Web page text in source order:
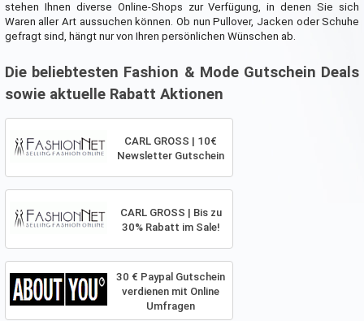
stehen Ihnen diverse Online-Shops zur Verfügung, in denen Sie sich
Waren aller Art aussuchen können. Ob nun Pullover, Jacken oder Schuhe
gefragt sind, hängt nur von Ihren persönlichen Wünschen ab.
Die beliebtesten Fashion & Mode Gutschein Deals
sowie aktuelle Rabatt Aktionen
CARL GROSS | 10€
Newsletter Gutschein
CARL GROSS | Bis zu
30% Rabatt im Sale!
30 € Paypal Gutschein
verdienen mit Online
Umfragen